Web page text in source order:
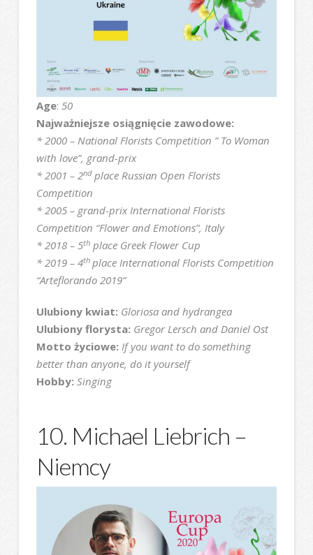
Age: 50
Najważniejsze osiągnięcie zawodowe:
* 2000 – National Florists Competition ” To Woman
with love”, grand-prix
* 2001 – 2nd place Russian Open Florists
Competition
* 2005 – grand-prix International Florists
Competition “Flower and Emotions”, Italy
* 2018 – 5thplace Greek Flower Cup
* 2019 – 4th place International Florists Competition
“Arteflorando 2019”
Ulubiony kwiat: Gloriosa and hydrangea
Ulubiony florysta: Gregor Lersch and Daniel Ost
Motto życiowe: If you want to do something
better than anyone, do it yourself
Hobby: Singing
10. Michael Liebrich –
Niemcy